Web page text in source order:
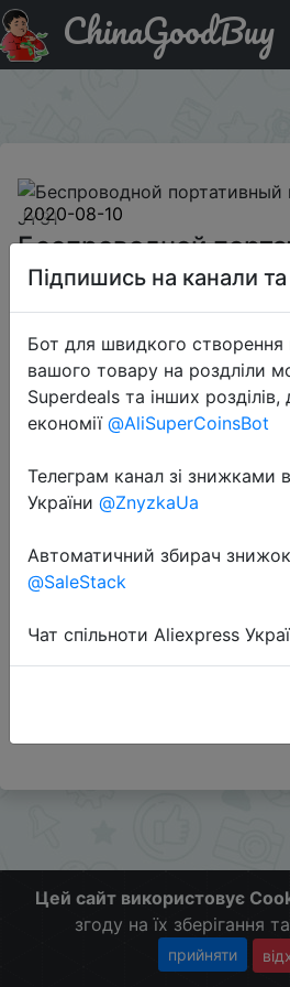
Придбати по знижці BGBJV31
портативный пылесос Beautitec
ChinaGoodBuy
2020-08-10
Беспроводной
пылесос Beautitec
Перейти до
Додаткова інформація
Слідкуйте за знижками на
Цей сайт використовує
згоду на їх зберігання
прийняти
Підпишись на канали
Бот для швидкого
вашого товару на роздліли
Superdeals та інших розділів,
економії @AliSuperCoinsBot
Телеграм канал зі знижками
України @ZnyzkaUa
Автоматичний збирач
@SaleStack
Чат спільноти Aliexpress